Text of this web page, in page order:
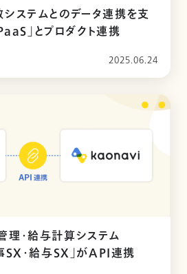
システムとのデータ連携を支
」とプロダクト連携
2025.06.24
理・給与計算システム
・給与SX」がAPI連携